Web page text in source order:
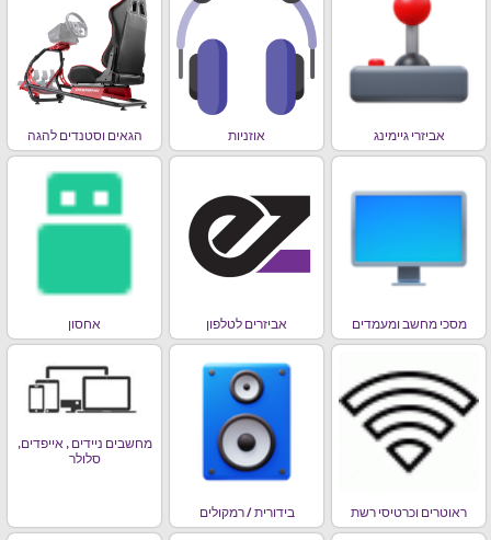
אביזרי גיימינג אוזניות הגאים וסטנדים להגה
מסכי מחשב ומעמדים אביזרים לטלפון אחסון
ראוטרים וכרטיסי רשת בידורית / רמקולים
מחשבים ניידים , אייפדים,
סלולר